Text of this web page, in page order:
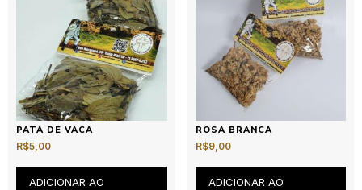
PATA DE VACA
R$5,00
ADICIONAR AO
ROSA BRANCA
R$9,00
ADICIONAR AO